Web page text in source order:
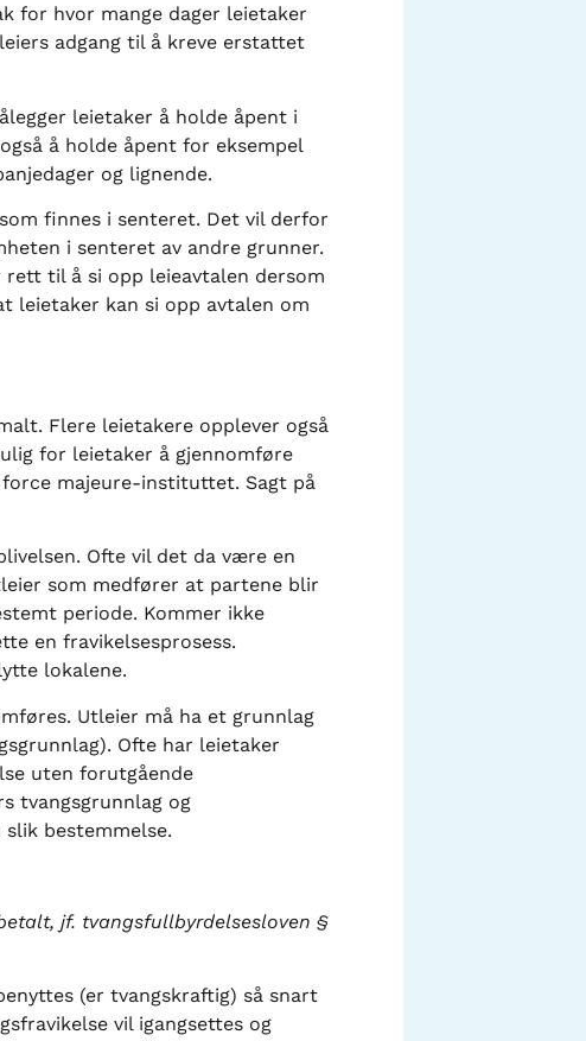
for hvor mange dager leietaker
adgang til å kreve erstattet
leietaker å holde åpent i
å holde åpent for eksempel
og lignende.
finnes i senteret. Det vil derfor
i senteret av andre grunner.
til å si opp leieavtalen dersom
leietaker kan si opp avtalen om
Flere leietakere opplever også
for leietaker å gjennomføre
majeure-instituttet. Sagt på
Ofte vil det da være en
som medfører at partene blir
periode. Kommer ikke
en fravikelsesprosess.
lokalene.
Utleier må ha et grunnlag
Ofte har leietaker
uten forutgående
tvangsgrunnlag og
bestemmelse.
jf. tvangsfullbyrdelsesloven §
(er tvangskraftig) så snart
vil igangsettes og